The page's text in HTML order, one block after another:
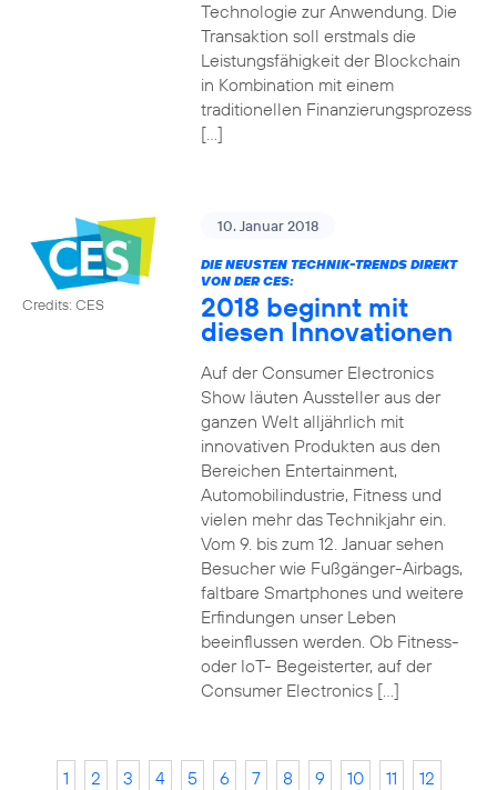
Technologie zur Anwendung. Die
Transaktion soll erstmals die
Leistungsfähigkeit der Blockchain
in Kombination mit einem
traditionellen Finanzierungsprozess
[…]
Credits: CES
10. Januar 2018
DIE NEUSTEN TECHNIK-TRENDS DIREKT
VON DER CES:
2018 beginnt mit
diesen Innovationen
Auf der Consumer Electronics
Show läuten Aussteller aus der
ganzen Welt alljährlich mit
innovativen Produkten aus den
Bereichen Entertainment,
Automobilindustrie, Fitness und
vielen mehr das Technikjahr ein.
Vom 9. bis zum 12. Januar sehen
Besucher wie Fußgänger-Airbags,
faltbare Smartphones und weitere
Erfindungen unser Leben
beeinflussen werden. Ob Fitness-
oder IoT- Begeisterter, auf der
Consumer Electronics […]
1 2 3 4 5 6 7 8 9 10 11
12